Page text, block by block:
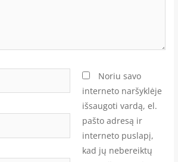
Noriu savo
interneto naršyklėje
išsaugoti vardą, el.
pašto adresą ir
interneto puslapį,
kad jų nebereiktų